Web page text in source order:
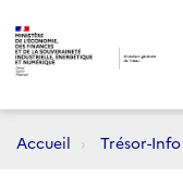
Accueil Trésor-Info